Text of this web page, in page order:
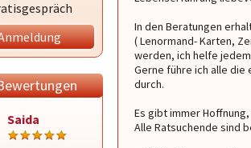
Saida Mona
In den Beratungen
( Lenormand- Karten,
werden, ich helfe
Gerne führe ich alle die
durch.
Es gibt immer
Alle Ratsuchende sind